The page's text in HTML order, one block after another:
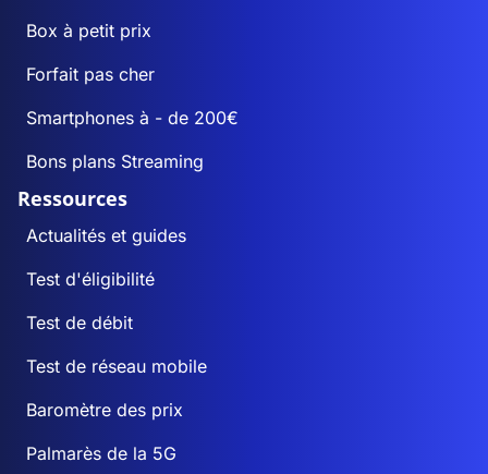
Box à petit prix
Forfait pas cher
Smartphones à - de 200€
Bons plans Streaming
Ressources
Actualités et guides
Test d'éligibilité
Test de débit
Test de réseau mobile
Baromètre des prix
Palmarès de la 5G